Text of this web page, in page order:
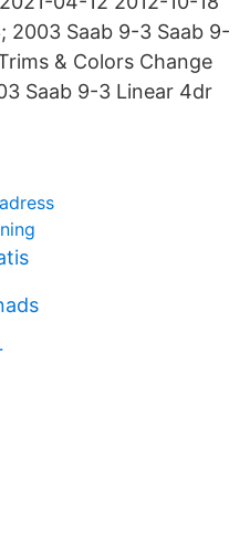
2003 Saab 9-3 Saab 9-
& Colors Change
Saab 9-3 Linear 4dr